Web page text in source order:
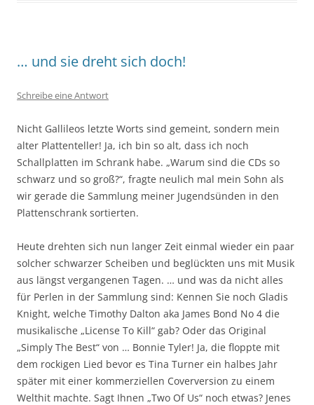
… und sie dreht sich doch!
Schreibe eine Antwort
Nicht Gallileos letzte Worts sind gemeint, sondern mein
alter Plattenteller! Ja, ich bin so alt, dass ich noch
Schallplatten im Schrank habe. „Warum sind die CDs so
schwarz und so groß?“, fragte neulich mal mein Sohn als
wir gerade die Sammlung meiner Jugendsünden in den
Plattenschrank sortierten.
Heute drehten sich nun langer Zeit einmal wieder ein paar
solcher schwarzer Scheiben und beglückten uns mit Musik
aus längst vergangenen Tagen. … und was da nicht alles
für Perlen in der Sammlung sind: Kennen Sie noch Gladis
Knight, welche Timothy Dalton aka James Bond No 4 die
musikalische „License To Kill“ gab? Oder das Original
„Simply The Best“ von … Bonnie Tyler! Ja, die floppte mit
dem rockigen Lied bevor es Tina Turner ein halbes Jahr
später mit einer kommerziellen Coverversion zu einem
Welthit machte. Sagt Ihnen „Two Of Us“ noch etwas? Jenes